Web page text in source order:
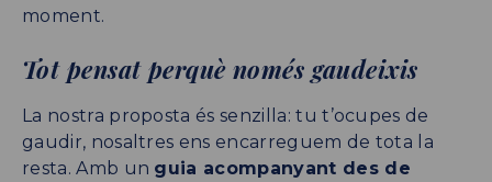
moment.
Tot pensat perquè només gaudeixis
La nostra proposta és senzilla: tu t’ocupes de
gaudir, nosaltres ens encarreguem de tota la
resta. Amb un guia acompanyant des de